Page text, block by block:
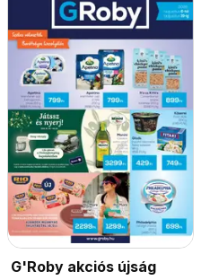
G'Roby akciós újság